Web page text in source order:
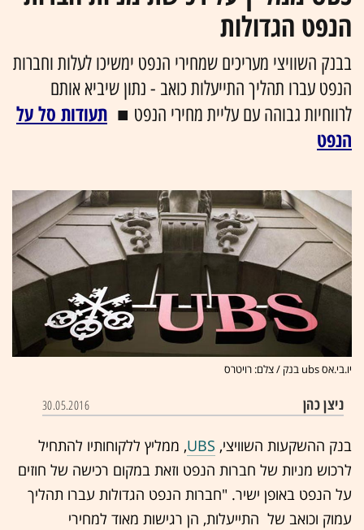
הנפט הגדולות
בבנק השוויצי מעריכים שמחירי הנפט ימשיכו לעלות וחברות
הנפט עברו תהליך התייעלות כואב - נתון שיביא אותם
לרווחיות גבוהה עם עליית מחירי הנפט ■ תעודות סל על
הנפט
יו.בי.אס ubs בנק / צלם: רויטרס
ניצן כהן 30.05.2016
בנק ההשקעות השוויצי, UBS, ממליץ ללקוחותיו להתחיל
לרכוש מניות של חברות הנפט וזאת במקום רכישה של חוזים
על הנפט באופן ישיר. "חברות הנפט הגדולות עברו תהליך
עמוק וכואב של התייעלות, הן רגישות מאוד למחירי